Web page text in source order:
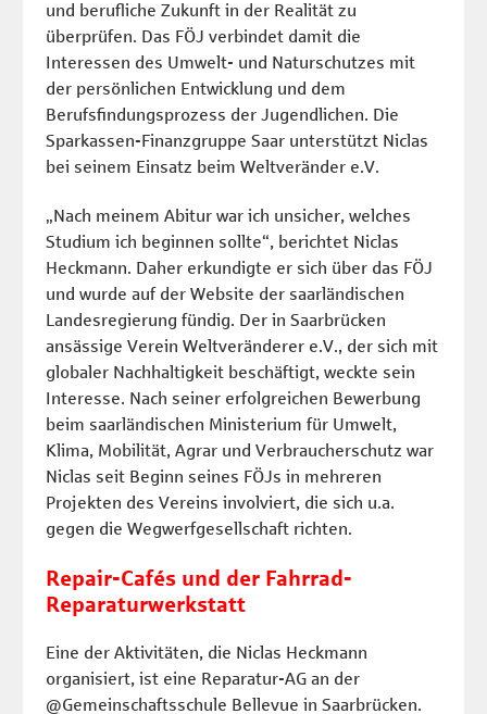
und berufliche Zukunft in der Realität zu
überprüfen. Das FÖJ verbindet damit die
Interessen des Umwelt- und Naturschutzes mit
der persönlichen Entwicklung und dem
Berufsfindungsprozess der Jugendlichen. Die
Sparkassen-Finanzgruppe Saar unterstützt Niclas
bei seinem Einsatz beim Weltveränder e.V.
„Nach meinem Abitur war ich unsicher, welches
Studium ich beginnen sollte“, berichtet Niclas
Heckmann. Daher erkundigte er sich über das FÖJ
und wurde auf der Website der saarländischen
Landesregierung fündig. Der in Saarbrücken
ansässige Verein Weltveränderer e.V., der sich mit
globaler Nachhaltigkeit beschäftigt, weckte sein
Interesse. Nach seiner erfolgreichen Bewerbung
beim saarländischen Ministerium für Umwelt,
Klima, Mobilität, Agrar und Verbraucherschutz war
Niclas seit Beginn seines FÖJs in mehreren
Projekten des Vereins involviert, die sich u.a.
gegen die Wegwerfgesellschaft richten.
Repair-Cafés und der Fahrrad-
Reparaturwerkstatt
Eine der Aktivitäten, die Niclas Heckmann
organisiert, ist eine Reparatur-AG an der
@Gemeinschaftsschule Bellevue in Saarbrücken.